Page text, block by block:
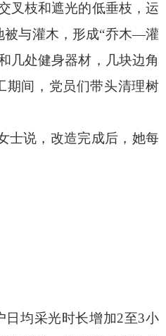
叉枝和遮光的低垂枝，运
被与灌木，形成“乔木—灌
几处健身器材，几块边角
期间，党员们带头清理树
士说，改造完成后，她每
均采光时长增加2至3小